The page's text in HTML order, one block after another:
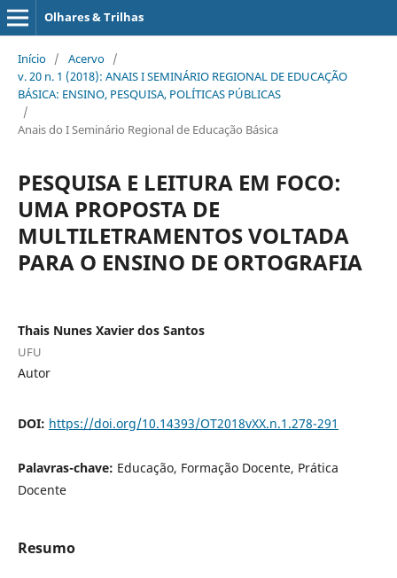
Olhares & Trilhas
Início / Acervo /
v. 20 n. 1 (2018): ANAIS I SEMINÁRIO REGIONAL DE EDUCAÇÃO
BÁSICA: ENSINO, PESQUISA, POLÍTICAS PÚBLICAS
/
Anais do I Seminário Regional de Educação Básica
PESQUISA E LEITURA EM FOCO:
UMA PROPOSTA DE
MULTILETRAMENTOS VOLTADA
PARA O ENSINO DE ORTOGRAFIA
Thais Nunes Xavier dos Santos
UFU
Autor
DOI: https://doi.org/10.14393/OT2018vXX.n.1.278-291
Palavras-chave: Educação, Formação Docente, Prática
Docente
Resumo